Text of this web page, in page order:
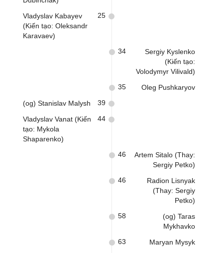
Vladyslav Kabayev
(Kiến tạo: Oleksandr
Karavaev)
25
Sergiy Kyslenko
(Kiến tạo:
Volodymyr Vilivald)
34
Oleg Pushkaryov
35
(og) Stanislav Malysh 39
Vladyslav Vanat (Kiến
tạo: Mykola
Shaparenko)
44
Artem Sitalo (Thay:
Sergiy Petko)
46
Radion Lisnyak
(Thay: Sergiy
Petko)
46
(og) Taras
Mykhavko
58
Maryan Mysyk
63